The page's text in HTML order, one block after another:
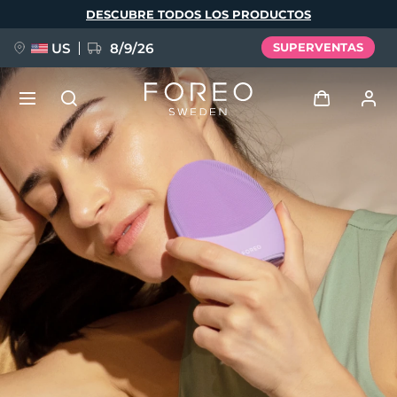
DESCUBRE TODOS LOS PRODUCTOS
US 8/9/26 SUPERVENTAS
Perfil de usuario
Mis dispositivos
Mis pedidos
Mis direcciones
Mis suscripciones
NUEVO
FAQ™ Pure Beauty-Tech Elixir
BREAKING NEWS
issa™ Teeth Whitening Set
Idioma
English Deutsch
Español
Français
Italiano
Português
Svenska
Русский
Türkçe
简体中文 繁體中文